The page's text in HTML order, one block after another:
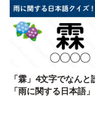
「霖」4文字でなん
「雨に関する日本語